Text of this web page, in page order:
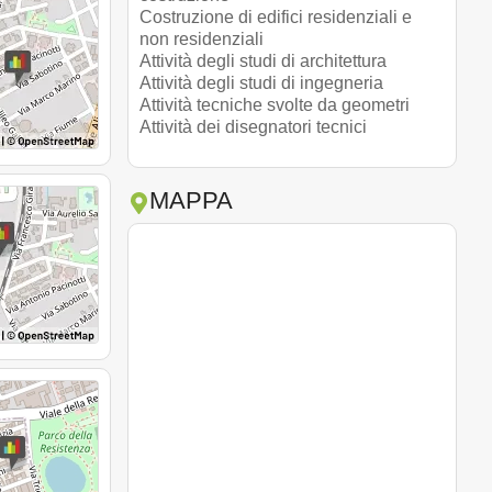
Costruzione di edifici residenziali e
non residenziali
Attività degli studi di architettura
Attività degli studi di ingegneria
Attività tecniche svolte da geometri
Attività dei disegnatori tecnici
MAPPA